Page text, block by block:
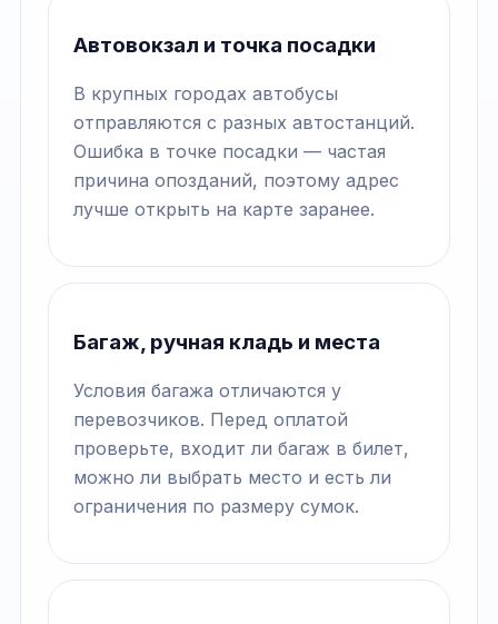
Автовокзал и точка посадки
В крупных городах автобусы
отправляются с разных автостанций.
Ошибка в точке посадки — частая
причина опозданий, поэтому адрес
лучше открыть на карте заранее.
Багаж, ручная кладь и места
Условия багажа отличаются у
перевозчиков. Перед оплатой
проверьте, входит ли багаж в билет,
можно ли выбрать место и есть ли
ограничения по размеру сумок.